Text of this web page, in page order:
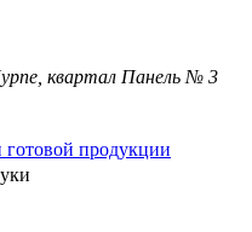
квартал Панель № 3
готовой продукции